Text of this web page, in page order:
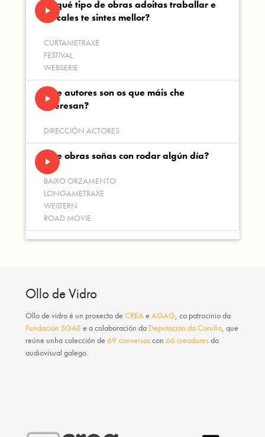
play_arrowEn qué tipo de obras adoitas traballar e
en cales te sintes mellor?
CURTAMETRAXE
FESTIVAL
WEBSERIE
play_arrowQue autores son os que máis che
interesan?
DIRECCIÓN ACTORES
play_arrowQue obras soñas con rodar algún día?
BAIXO ORZAMENTO
LONGAMETRAXE
WESTERN
ROAD MOVIE
Ollo de Vidro
Ollo de vidroé un proxecto deCREA eAGAG , co patrocinio da
Fundación SGAE e a colaboración da Deputación da Coruña , que
reúne unha colección de69 conversascon66 creadoresdo
audiovisual galego.